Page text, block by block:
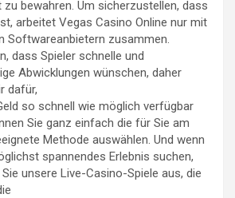
zu bewahren. Um sicherzustellen, dass
arbeitet Vegas Casino Online nur mit
Softwareanbietern zusammen.
dass Spieler schnelle und
Abwicklungen wünschen, daher
dafür,
so schnell wie möglich verfügbar
Sie ganz einfach die für Sie am
Methode auswählen. Und wenn
spannendes Erlebnis suchen,
unsere Live-Casino-Spiele aus, die